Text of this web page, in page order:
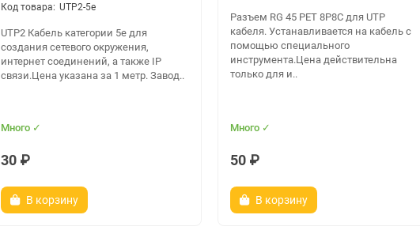
UTP2-5e
UTP2 Кабель категории 5e для
создания сетевого окружения,
интернет соединений, а также IP
связи.Цена указана за 1 метр. Завод..
Много ✓
30 ₽
В корзину
Разъем RG 45 PET 8P8C для UTP
кабеля. Устанавливается на кабель с
помощью специального
инструмента.Цена действительна
только для и..
Много ✓
50 ₽
В корзину